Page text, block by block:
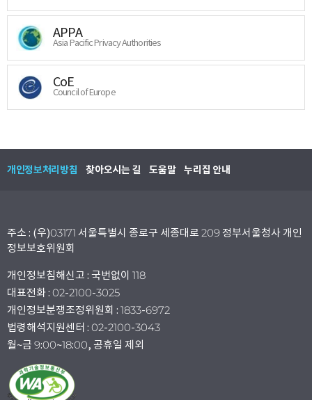
APPA
Asia Pacific Privacy Authorities
CoE
Council of Europe
개인정보처리방침 찾아오시는 길 도움말 누리집 안내
주소 : (우)03171 서울특별시 종로구 세종대로 209 정부서울청사 개인
정보보호위원회
개인정보침해신고 : 국번없이 118
대표전화 : 02-2100-3025
개인정보분쟁조정위원회 : 1833-6972
법령해석지원센터 : 02-2100-3043
월~금 9:00~18:00, 공휴일 제외